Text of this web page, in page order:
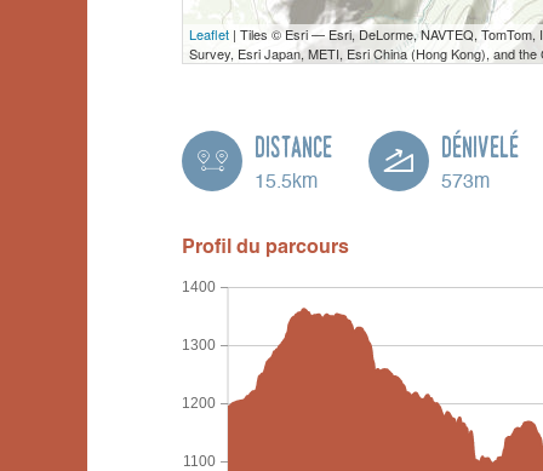
Leaflet | Tiles © Esri — Esri, DeLorme, NAVTEQ,
Survey, Esri Japan, METI, Esri China (Hong Kong), and
Distance
15.5km
Dénivelé
573m
Profil du parcours
1100
1200
1300
1400